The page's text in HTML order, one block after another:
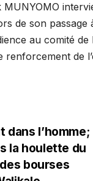
MUNYOMO
de son
au comité
de
l’homme;
la houlette du
bourses